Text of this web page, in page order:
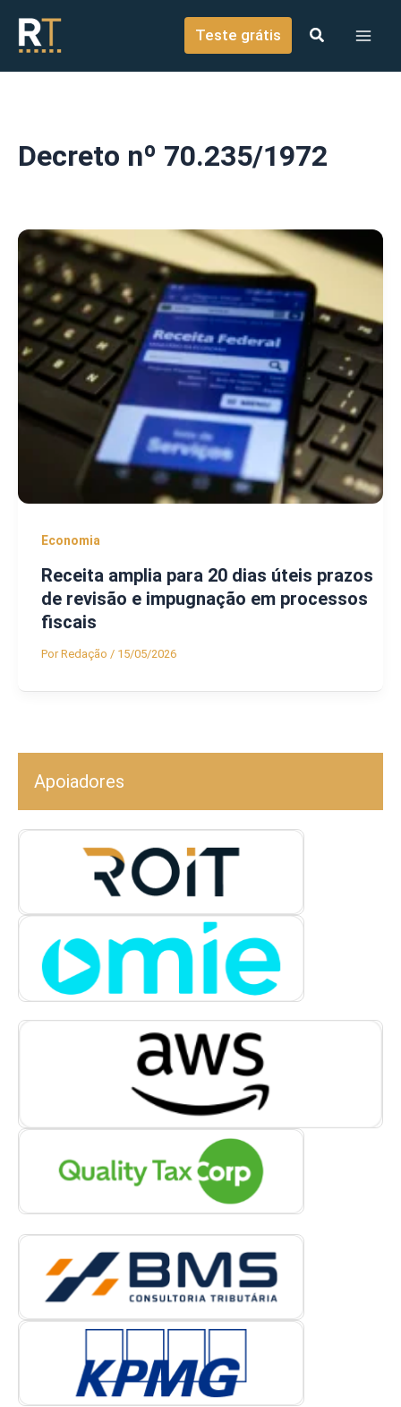
conteúdo
Teste grátis
Decreto nº 70.235/1972
Economia
Receita amplia para 20 dias úteis prazos
de revisão e impugnação em processos
fiscais
PorRedação / 15/05/2026
Apoiadores